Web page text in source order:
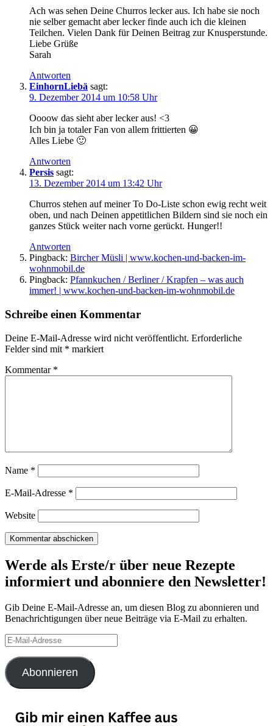
Ach was sehen Deine Churros lecker aus. Ich habe sie noch
nie selber gemacht aber lecker finde auch ich die kleinen
Teilchen. Vielen Dank für Deinen Beitrag zur Knusperstunde.
Liebe Grüße
Sarah
Antworten
EinhornLiebä sagt:
9. Dezember 2014 um 10:58 Uhr
Oooow das sieht aber lecker aus! <3
Ich bin ja totaler Fan von allem frittierten 😀
Alles Liebe 🙂
Antworten
Persis sagt:
13. Dezember 2014 um 13:42 Uhr
Churros stehen auf meiner To Do-Liste schon ewig recht weit
oben, und nach Deinen appetitlichen Bildern sind sie noch ein
ganzes Stück weiter nach vorne gerückt. Hunger!!
Antworten
Pingback: Bircher Müsli | www.kochen-und-backen-im-
wohnmobil.de
Pingback: Pfannkuchen / Berliner / Krapfen – was auch
immer! | www.kochen-und-backen-im-wohnmobil.de
Schreibe einen Kommentar
Deine E-Mail-Adresse wird nicht veröffentlicht. Erforderliche
Felder sind mit * markiert
Kommentar *
Name *
E-Mail-Adresse *
Website
Werde als Erste/r über neue Rezepte
informiert und abonniere den Newsletter!
Gib Deine E-Mail-Adresse an, um diesen Blog zu abonnieren und
Benachrichtigungen über neue Beiträge via E-Mail zu erhalten.
E-
Mail-
Adresse
Abonnieren